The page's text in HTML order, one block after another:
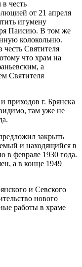
честь
от 21 апреля
игумену
Паисию. В том же
колокольню.
Святителя
что храм на
а
Святителя
г. Брянска
там уже не
закрыть
и находящийся в
в феврале 1930 года.
а в конце 1949
и Севского
нового
работы в храме